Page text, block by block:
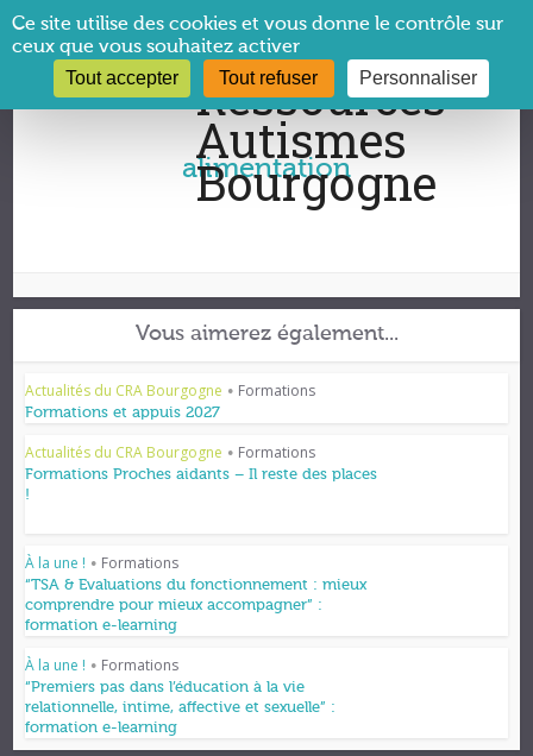
Vous êtes ici :CRA Bourgogne→alimentation
alimentation
Vous aimerez également...
Actualités du CRA Bourgogne • Formations
Formations et appuis 2027
Actualités du CRA Bourgogne • Formations
Formations Proches aidants – Il reste des places
!
À la une ! • Formations
“TSA & Evaluations du fonctionnement : mieux
comprendre pour mieux accompagner” :
formation e-learning
À la une ! • Formations
“Premiers pas dans l’éducation à la vie
relationnelle, intime, affective et sexuelle” :
formation e-learning
Panneau de gestion des cookies
Ce site utilise des cookies et vous donne le contrôle sur
ceux que vous souhaitez activer
Tout accepter Tout refuser Personnaliser